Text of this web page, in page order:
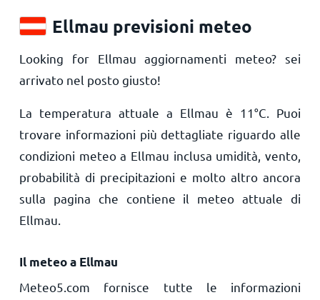
Ellmau previsioni meteo
Looking for Ellmau aggiornamenti meteo? sei
arrivato nel posto giusto!
La temperatura attuale a Ellmau è 11°C . Puoi
trovare informazioni più dettagliate riguardo alle
condizioni meteo a Ellmau inclusa umidità, vento,
probabilità di precipitazioni e molto altro ancora
sulla pagina che contiene il meteo attuale di
Ellmau.
Il meteo a Ellmau
Meteo5.com fornisce tutte le informazioni